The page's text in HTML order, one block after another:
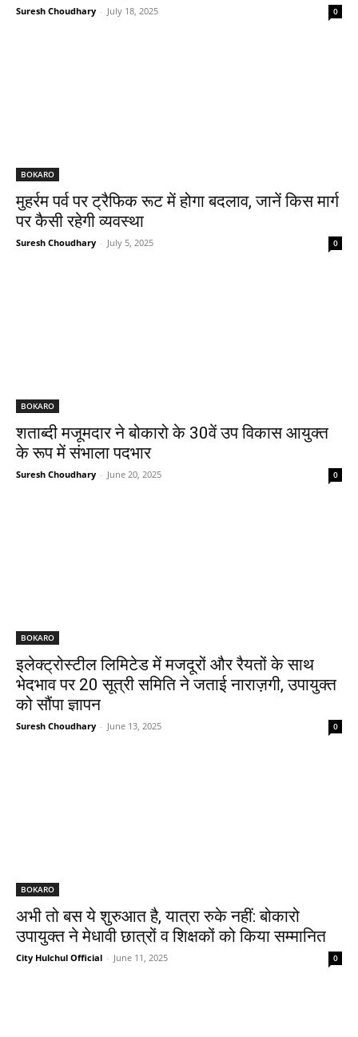
Suresh Choudhary - July 18, 2025 0
BOKARO
मुहर्रम पर्व पर ट्रैफिक रूट में होगा बदलाव, जानें किस मार्ग
पर कैसी रहेगी व्यवस्था
Suresh Choudhary - July 5, 2025 0
BOKARO
शताब्दी मजूमदार ने बोकारो के 30वें उप विकास आयुक्त
के रूप में संभाला पदभार
Suresh Choudhary - June 20, 2025 0
BOKARO
इलेक्ट्रोस्टील लिमिटेड में मजदूरों और रैयतों के साथ
भेदभाव पर 20 सूत्री समिति ने जताई नाराज़गी, उपायुक्त
को सौंपा ज्ञापन
Suresh Choudhary - June 13, 2025 0
BOKARO
अभी तो बस ये शुरुआत है, यात्रा रुके नहीं: बोकारो
उपायुक्त ने मेधावी छात्रों व शिक्षकों को किया सम्मानित
City Hulchul Official - June 11, 2025 0